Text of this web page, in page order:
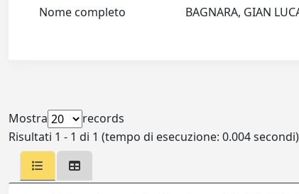
Nome completo BAGNARA, GIAN
Mostra
records
Risultati 1 - 1 di 1 (tempo di esecuzione: 0.004